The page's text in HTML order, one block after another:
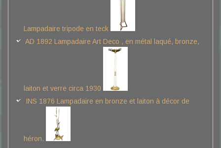
Lampadaire tripode en teck
AD 1892 Lampadaire Art Deco , en métal laqué, bronze,
laiton et verre circa 1930
INS 1876 Lampadaire en bronze et laiton à décor de
héron.